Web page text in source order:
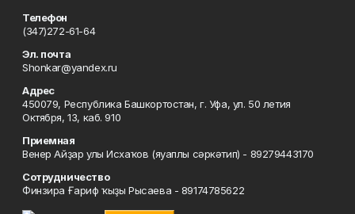
Телефон
(347)272-61-64
Эл. почта
Shonkar@yandex.ru
Адрес
450079, Республика Башкортостан, г. Уфа, ул. 50 летия
Октября, 13, каб. 910
Приемная
Венер Айҙар улы Исхаҡов (яуаплы сәркәтип) - 89279443170
Сотрудничество
Финзира Ғариф ҡыҙы Рысаева - 89174785622